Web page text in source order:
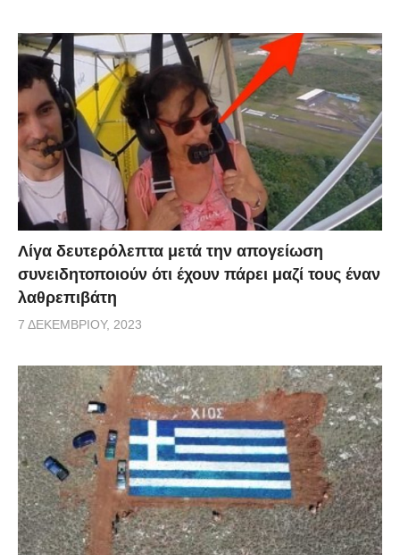
Λίγα δευτερόλεπτα μετά την απογείωση
συνειδητοποιούν ότι έχουν πάρει μαζί τους έναν
λαθρεπιβάτη
7 ΔΕΚΕΜΒΡΊΟΥ, 2023